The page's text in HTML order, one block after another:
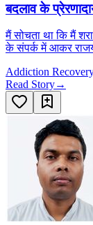
बदलाव के
मैं सोचता था कि मैं
के संपर्क में आकर
Addiction
Read Story→